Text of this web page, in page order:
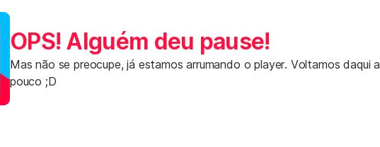
OPS! Alguém deu pause!
Mas não se preocupe, já estamos arrumando o player. Voltamos daqui a
pouco ;D